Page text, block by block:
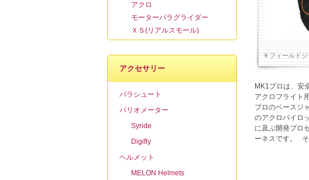
アクロ
モーターパラグライダー
ＸＳ(リアルスモール)
アクセサリー
パラシュート
バリオメーター
Syride
Digifly
ヘルメット
MELON Helmets
￥フィールド
MK1プロは、安
アクロフライト
プロのベースジ
のアクロパイロ
に及ぶ開発プロ
ーネスです。